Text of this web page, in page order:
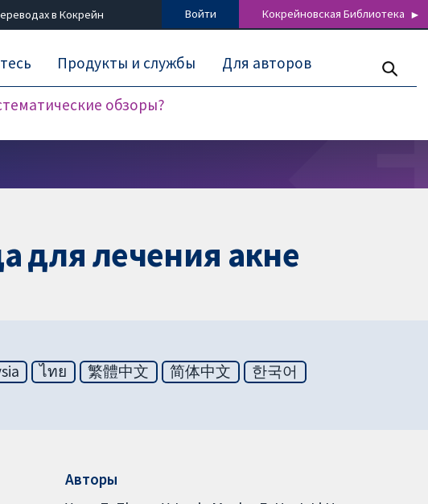
в Кокрейн Войти Кокрейновская Библиотека
обзоры?
Продукты и службы Для авторов
для лечения акне
ไทย 繁體中文 简体中文
한국어
Авторы